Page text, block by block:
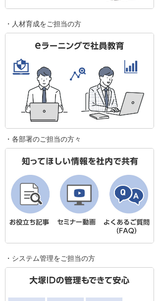
・人材育成をご担当の方
・各部署のご担当の方々
・システム管理をご担当の方